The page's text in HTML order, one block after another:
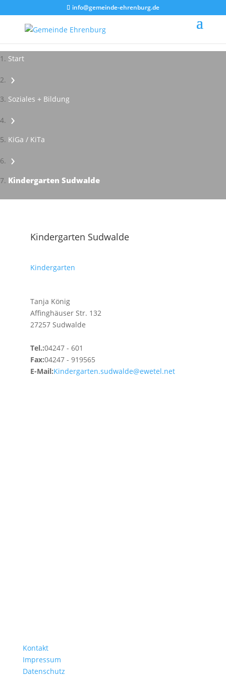
info@gemeinde-ehrenburg.de
Start
›
Soziales + Bildung
›
KiGa / KiTa
›
Kindergarten Sudwalde
Kindergarten Sudwalde
Kindergarten
Tanja König
Affinghäuser Str. 132
27257 Sudwalde
Tel.:04247 - 601
Fax:04247 - 919565
E-Mail:Kindergarten.sudwalde@ewetel.net
Kontakt
Impressum
Datenschutz